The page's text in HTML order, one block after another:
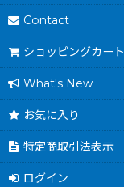
Contact
ショッピングカート
What's New
お気に入り
特定商取引法表示
ログイン